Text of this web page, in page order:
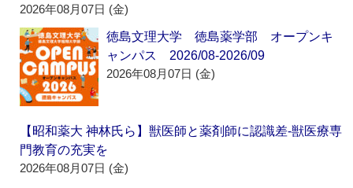
2026年08月07日 (金)
徳島文理大学 徳島薬学部 オープンキ
ャンパス 2026/08-2026/09
2026年08月07日 (金)
【昭和薬大 神林氏ら】獣医師と薬剤師に認識差‐獣医療専
門教育の充実を
2026年08月07日 (金)